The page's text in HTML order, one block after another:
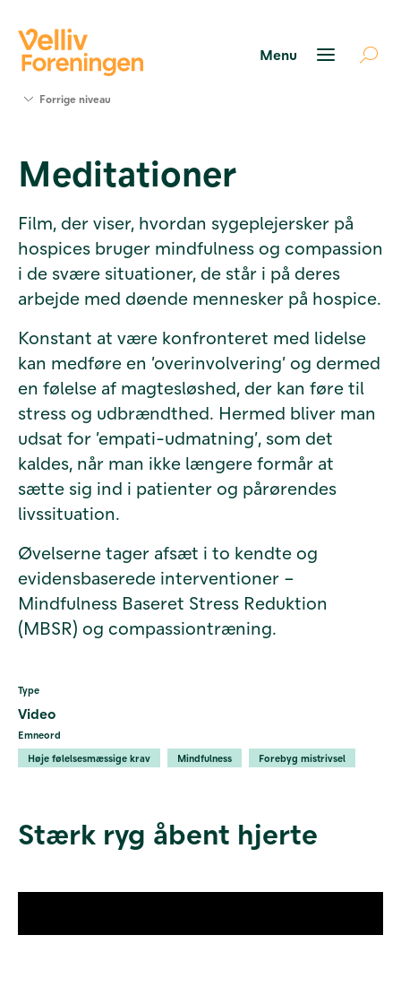
Værktøjer
og viden
Foreningen
Kontakt
os
Forrige niveau
Meditationer
Film, der viser, hvordan sygeplejersker på
hospices bruger mindfulness og compassion
i de svære situationer, de står i på deres
arbejde med døende mennesker på hospice.
Konstant at være konfronteret med lidelse
kan medføre en ’overinvolvering’ og dermed
en følelse af magtesløshed, der kan føre til
stress og udbrændthed. Hermed bliver man
udsat for ’empati-udmatning’, som det
kaldes, når man ikke længere formår at
sætte sig ind i patienter og pårørendes
livssituation.
Øvelserne tager afsæt i to kendte og
evidensbaserede interventioner –
Mindfulness Baseret Stress Reduktion
(MBSR) og compassiontræning.
Type
Video
Emneord
Høje følelsesmæssige krav
Mindfulness Forebyg mistrivsel
Stærk ryg åbent hjerte